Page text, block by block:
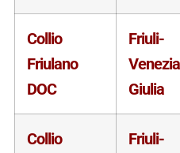
Collio
Friulano
DOC
Friuli-
Venezia
Giulia
Collio
Friuli-